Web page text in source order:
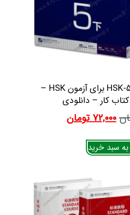
خرید و دانلود کتاب HSK-5 برای آزمون HSK –
کار – دانلودی
۷۲,۰۰۰تومان
به سبد خرید